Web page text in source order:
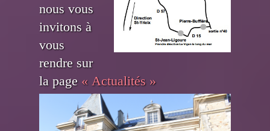
nous vous
invitons à
vous
rendre sur
la page « Actualités »